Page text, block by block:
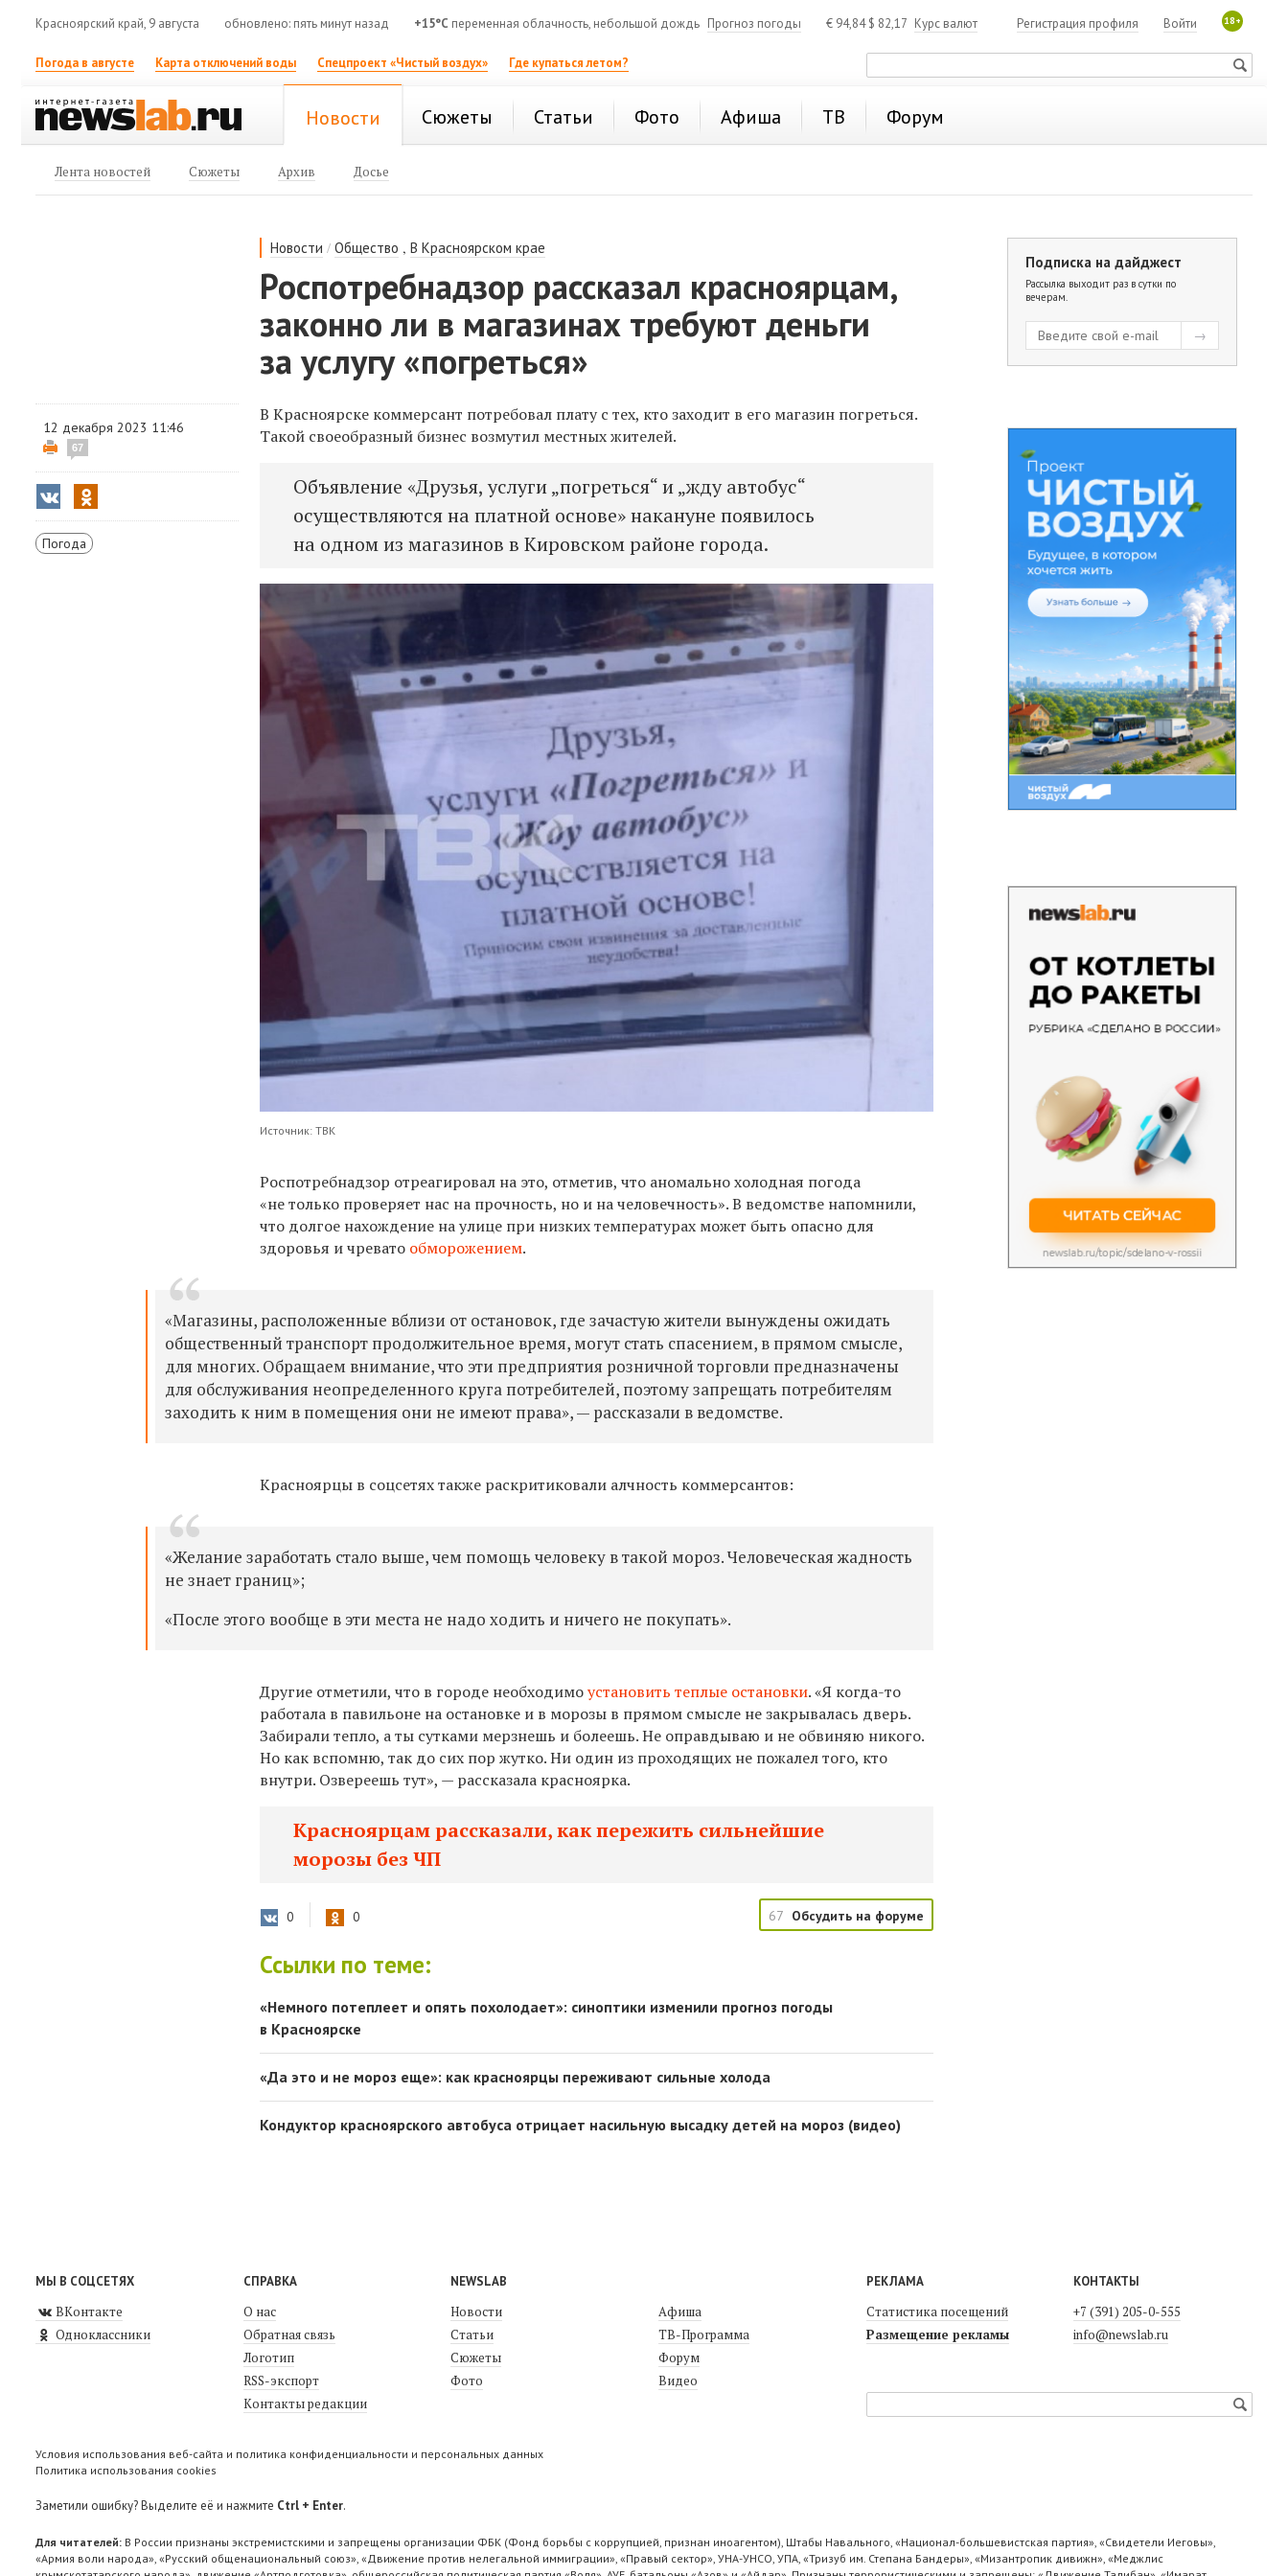
Красноярский край, 9 августа обновлено: пять минут назад +15°C переменная облачность, небольшой дождь Прогноз погоды € 94,84$ 82,17 Курс валют 18+
Войти
Регистрация профиля
Погода в августе Карта отключений воды Спецпроект «Чистый воздух» Где купаться летом?
Новости Сюжеты Статьи Фото Афиша ТВ Форум
Лента новостей Сюжеты Архив Досье
Новости /Общество ,В Красноярском крае
Роспотребнадзор рассказал красноярцам,
законно ли в магазинах требуют деньги
за услугу «погреться»
12 декабря 2023 11:46
67
Погода
В Красноярске коммерсант потребовал плату с тех, кто заходит в его магазин погреться.
Такой своеобразный бизнес возмутил местных жителей.
Объявление «Друзья, услуги „погреться“ и „жду автобус“
осуществляются на платной основе» накануне появилось
на одном из магазинов в Кировском районе города.
Источник: ТВК
Роспотребнадзор отреагировал на это, отметив, что аномально холодная погода
«не только проверяет нас на прочность, но и на человечность».В ведомстве напомнили,
что долгое нахождение на улице при низких температурах может быть опасно для
здоровья и чревато обморожением.
«Магазины, расположенные вблизи от остановок, где зачастую жители вынуждены ожидать
общественный транспорт продолжительное время, могут стать спасением, в прямом смысле,
для многих. Обращаем внимание, что эти предприятия розничной торговли предназначены
для обслуживания неопределенного круга потребителей, поэтому запрещать потребителям
заходить к ним в помещения они не имеют права», — рассказали в ведомстве.
Красноярцы в соцсетях также раскритиковали алчность коммерсантов:
«Желание заработать стало выше, чем помощь человеку в такой мороз.Человеческая жадность
не знает границ»;
«После этого вообще в эти места не надо ходить и ничего не покупать».
Другие отметили, что в городе необходимоустановить теплые остановки. «Я когда-то
работала в павильоне на остановке и в морозы в прямом смысле не закрывалась дверь.
Забирали тепло, а ты сутками мерзнешь и болеешь.Не оправдываю и не обвиняю никого.
Но как вспомню, так до сих пор жутко. Ни один из проходящих не пожалел того, кто
внутри. Озвереешь тут», — рассказала красноярка.
Красноярцам рассказали, как пережить сильнейшие
морозы без ЧП
0 0 67 Обсудить на форуме
Ссылки по теме:
«Немного потеплеет и опять похолодает»: синоптики изменили прогноз погоды
в Красноярске
«Да это и не мороз еще»: как красноярцы переживают сильные холода
Кондуктор красноярского автобуса отрицает насильную высадку детей на мороз (видео)
Подписка на дайджест
Рассылка выходит раз в сутки по
вечерам.
МЫ В СОЦСЕТЯХ
ВКонтакте
Одноклассники
СПРАВКА
О нас
Обратная связь
Логотип
RSS-экспорт
Контакты редакции
NEWSLAB
Новости
Статьи
Сюжеты
Фото
Афиша
ТВ-Программа
Форум
Видео
РЕКЛАМА
Статистика посещений
Размещение рекламы
КОНТАКТЫ
+7 (391) 205-0-555
info@newslab.ru
Условия использования веб-сайта и политика конфиденциальности и персональных данных
Политика использования cookies
Заметили ошибку? Выделите её и нажмите Ctrl + Enter.
Для читателей: В России признаны экстремистскими и запрещены организации ФБК (Фонд борьбы с коррупцией, признан иноагентом), Штабы Навального, «Национал-большевистская партия», «Свидетели Иеговы»,
«Армия воли народа», «Русский общенациональный союз», «Движение против нелегальной иммиграции», «Правый сектор», УНА-УНСО, УПА, «Тризуб им. Степана Бандеры», «Мизантропик дивижн», «Меджлис